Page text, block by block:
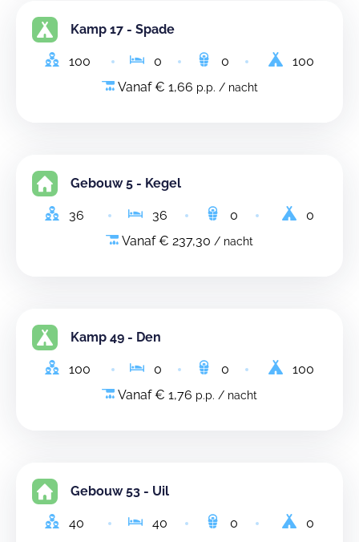
Kamp 17 - Spade
100 0 0
100
Vanaf € 1,66 p.p. / nacht
Gebouw 5 - Kegel
36 36 0
0
Vanaf € 237,30 / nacht
Kamp 49 - Den
100 0 0
100
Vanaf € 1,76 p.p. / nacht
Gebouw 53 - Uil
40 40 0
0